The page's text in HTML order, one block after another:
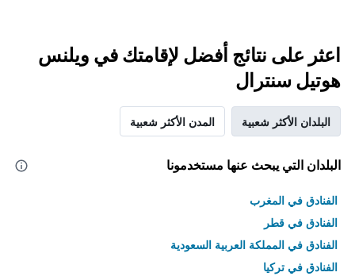
اعثر على نتائج أفضل لإقامتك في ويلنس
هوتيل سنترال
البلدان الأكثر شعبية المدن الأكثر شعبية
البلدان التي يبحث عنها مستخدمونا
الفنادق في المغرب
الفنادق في قطر
الفنادق في المملكة العربية السعودية
الفنادق في تركيا